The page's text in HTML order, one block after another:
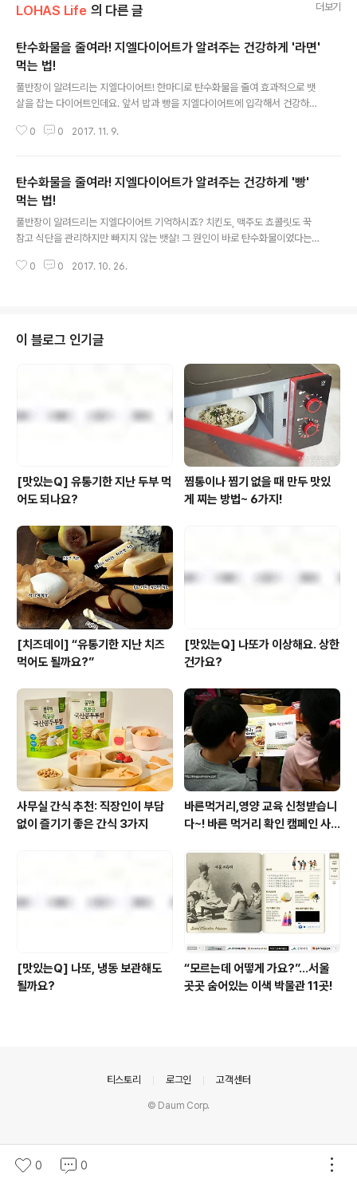
LOHAS Life 의 다른 글 더보기
탄수화물을 줄여라! 지엘다이어트가 알려주는 건강하게 '라면'
먹는 법!
풀반장이 알려드리는 지엘다이어트! 한마디로 탄수화물을 줄여 효과적으로 뱃
살을 잡는 다이어트인데요. 앞서 밥과 빵을 지엘다이어트에 입각해서 건강하게
고 볼 수 있는 '라면/우동' 먹는 법을 준비했답니다! 아니.. 다이어트에 대해 이야
럼' 같이 라면/우동 먹는 법을 찾아냈답니다. 과연 그 비결이 뭔지 궁금하시다구
요? 그렇다면 지금 바로 재생 고고고! posted by 풀반장
0 0 2017. 11. 9.
탄수화물을 줄여라! 지엘다이어트가 알려주는 건강하게 '빵'
먹는 법!
풀반장이 알려드리는 지엘다이어트 기억하시죠? 치킨도, 맥주도 쵸콜릿도 꾹
참고 식단을 관리하지만 빠지지 않는 뱃살! 그 원인이 바로 탄수화물이었다는
엘 다이어트! 근데 말이에요. 이쯤이면 한가지 궁금증이 떠오르실것 같아요. 탄
osted by 풀반장 .
0 0 2017. 10. 26.
이 블로그 인기글
[맛있는Q] 유통기한 지난 두부 먹
어도 되나요?
찜통이나 찜기 없을 때 만두 맛있
게 찌는 방법~ 6가지!
[치즈데이] “유통기한 지난 치즈
먹어도 될까요?”
[맛있는Q] 나또가 이상해요. 상한
건가요?
사무실 간식 추천: 직장인이 부담
없이 즐기기 좋은 간식 3가지
바른먹거리,영양 교육 신청받습니
다~! 바른 먹거리 확인 캠페인 사
[맛있는Q] 나또, 냉동 보관해도
될까요?
“모르는데 어떻게 가요?”...서울
곳곳 숨어있는 이색 박물관 11곳!
0 0
티스토리 로그인 고객센터
© Daum Corp.